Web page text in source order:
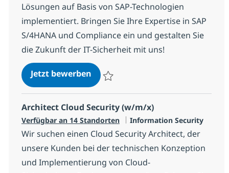
Lösungen auf Basis von SAP-Technologien
implementiert. Bringen Sie Ihre Expertise in SAP
S/4HANA und Compliance ein und gestalten Sie
die Zukunft der IT-Sicherheit mit uns!
Jetzt bewerbenConsultant SAP Security (w/m/x)
Architect Cloud Security (w/m/x)
Verfügbar an 14 Standorten Kategorie
Information Security
Wir suchen einen Cloud Security Architect, der
unsere Kunden bei der technischen Konzeption
und Implementierung von Cloud-